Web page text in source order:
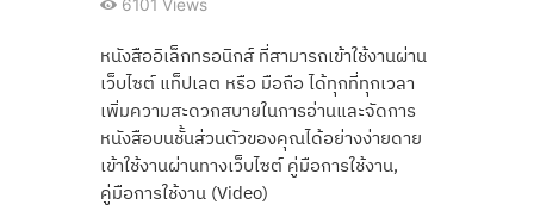
6101 Views
หนังสืออิเล็กทรอนิกส์ ที่สามารถเข้าใช้งานผ่าน
เว็บไซต์ แท็ปเลต หรือ มือถือ ได้ทุกที่ทุกเวลา
เพิ่มความสะดวกสบายในการอ่านและจัดการ
หนังสือบนชั้นส่วนตัวของคุณได้อย่างง่ายดาย
เข้าใช้งานผ่านทางเว็บไซต์ คู่มือการใช้งาน,
คู่มือการใช้งาน (Video)